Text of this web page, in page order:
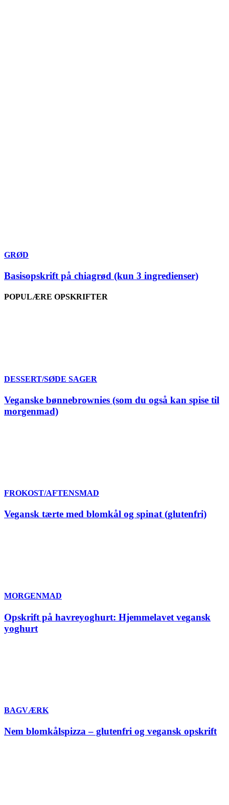
GRØD
Basisopskrift på chiagrød (kun 3 ingredienser)
POPULÆRE OPSKRIFTER
DESSERT/SØDE SAGER
Veganske bønnebrownies (som du også kan spise til
morgenmad)
FROKOST/AFTENSMAD
Vegansk tærte med blomkål og spinat (glutenfri)
MORGENMAD
Opskrift på havreyoghurt: Hjemmelavet vegansk
yoghurt
BAGVÆRK
Nem blomkålspizza – glutenfri og vegansk opskrift